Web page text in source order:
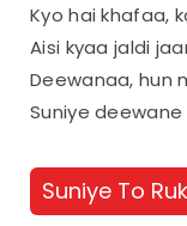
Kyo hai khafaa,
Aisi kyaa jaldi
Deewanaa, hun
Suniye deewane
Suniye To